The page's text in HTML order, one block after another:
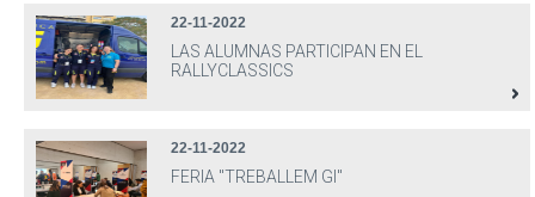
22-11-2022
LAS ALUMNAS PARTICIPAN EN EL
RALLYCLASSICS
22-11-2022
FERIA "TREBALLEM GI"